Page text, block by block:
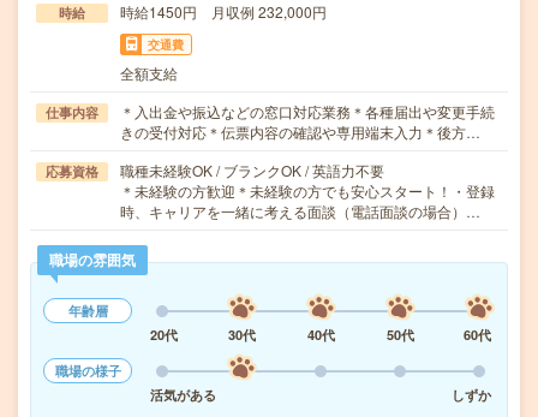
時給 時給1450円 月収例 232,000円
交通費
全額支給
仕事内容
＊入出金や振込などの窓口対応業務＊各種届出や変更手続
きの受付対応＊伝票内容の確認や専用端末入力＊後方…
応募資格
職種未経験OK / ブランクOK / 英語力不要
＊未経験の方歓迎＊未経験の方でも安心スタート！・登録
時、キャリアを一緒に考える面談（電話面談の場合）…
職場の雰囲気
年齢層
20代
30代 40代 50代
60代
職場の様子
活気がある
しずか